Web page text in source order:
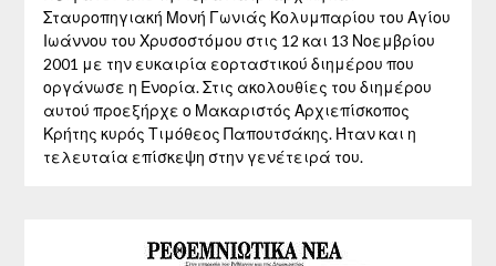
Σταυροπηγιακή Μονή Γωνιάς Κολυμπαρίου του Αγίου
Ιωάννου του Χρυσοστόμου στις 12 και 13 Νοεμβρίου
2001 με την ευκαιρία εορταστικού διημέρου που
οργάνωσε η Ενορία. Στις ακολουθίες του διημέρου
αυτού προεξήρχε ο Μακαριστός Αρχιεπίσκοπος
Κρήτης κυρός Τιμόθεος Παπουτσάκης. Ήταν και η
τελευταία επίσκεψη στην γενέτειρά του.